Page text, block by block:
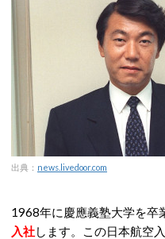
出典： news.livedoor.com
1968年に慶應義塾大学を卒
入社します。この日本航空